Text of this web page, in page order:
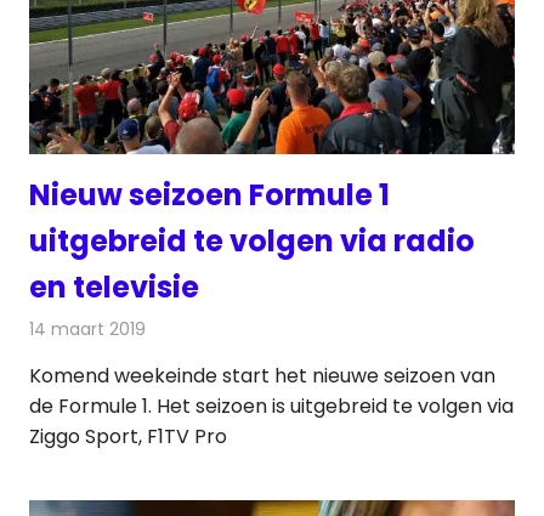
Nieuw seizoen Formule 1
uitgebreid te volgen via radio
en televisie
14 maart 2019
Komend weekeinde start het nieuwe seizoen van
de Formule 1. Het seizoen is uitgebreid te volgen via
Ziggo Sport, F1TV Pro